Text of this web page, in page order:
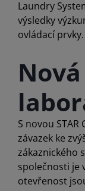
Laundry
výsledky
ovládací prvky.
S novou
závazek ke
zákaznického
společnosti je
otevřenost